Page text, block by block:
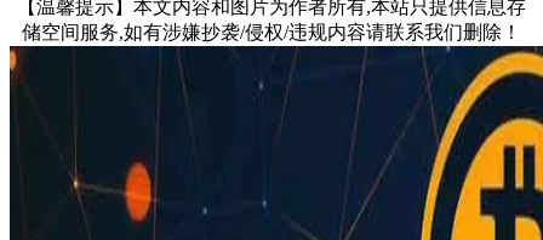
【温馨提示】本文内容和图片为作者所有,本站只提供信息存
储空间服务,如有涉嫌抄袭/侵权/违规内容请联系我们删除！